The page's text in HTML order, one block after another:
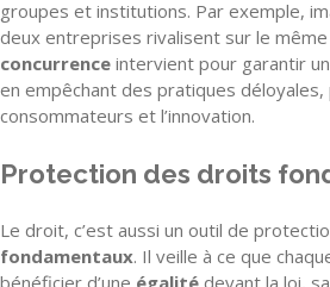
groupes et institutions. Par exemple,
deux entreprises rivalisent sur le
concurrence intervient pour garantir
en empêchant des pratiques
consommateurs et l’innovation.
Protection des droits
Le droit, c’est aussi un outil de
fondamentaux. Il veille à ce que